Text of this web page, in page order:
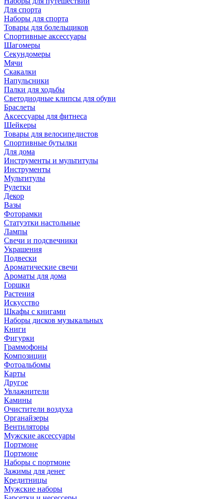
Для спорта
Наборы для спорта
Товары для болельщиков
Спортивные аксессуары
Шагомеры
Секундомеры
Мячи
Скакалки
Напульсники
Палки для ходьбы
Светодиодные клипсы для обуви
Браслеты
Аксессуары для фитнеса
Шейкеры
Товары для велосипедистов
Спортивные бутылки
Для дома
Инструменты и мультитулы
Инструменты
Мультитулы
Рулетки
Декор
Вазы
Фоторамки
Статуэтки настольные
Лампы
Свечи и подсвечники
Украшения
Подвески
Ароматические свечи
Ароматы для дома
Горшки
Растения
Искусство
Шкафы с книгами
Наборы дисков музыкальных
Книги
Фигурки
Граммофоны
Композиции
Фотоальбомы
Карты
Другое
Увлажнители
Камины
Очистители воздуха
Органайзеры
Вентиляторы
Мужские аксессуары
Портмоне
Портмоне
Наборы с портмоне
Зажимы для денег
Кредитницы
Мужские наборы